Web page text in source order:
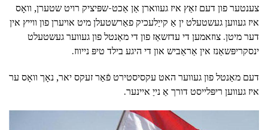
צענטער פון דעם זאַץ איז געווארן אַן אַכט-שפּיציק רויט שטערן, וואָס
איז געווען געשטעלט ין אַ קייַלעכיק פאַרשטעלן מיט אויערן פון ווייץ אין
דער מיטן. צוזאמען די עדזשאַז פון די מאַנטל פון געווער געשטעלט
ינסקריפּשאַנז אין אַראַביש און די היגע בילד טיפּ נייווז.
דעם מאַנטל פון געווער האט עקסיסטירט פֿאַר זעקס יאר, נאָך וואָס ער
איז געווען ריפּלייסט דורך אַ נייַ איינער.